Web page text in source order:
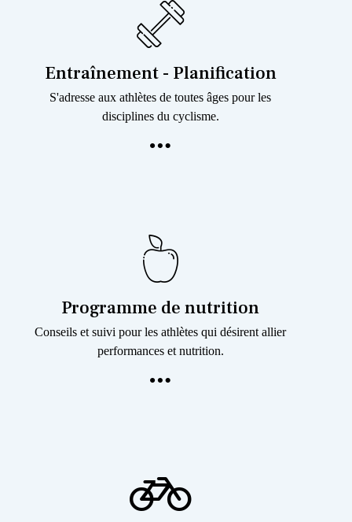
Entraînement - Planification
S'adresse aux athlètes de toutes âges pour les
disciplines du cyclisme.
Programme de nutrition
Conseils et suivi pour les athlètes qui désirent allier
performances et nutrition.